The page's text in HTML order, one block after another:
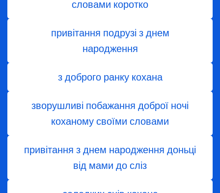
словами коротко
привітання подрузі з днем
народження
з доброго ранку кохана
зворушливі побажання доброї ночі
коханому своїми словами
привітання з днем народження доньці
від мами до сліз